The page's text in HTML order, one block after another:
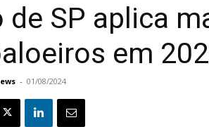
de SP aplica
em
- 01/08/2024